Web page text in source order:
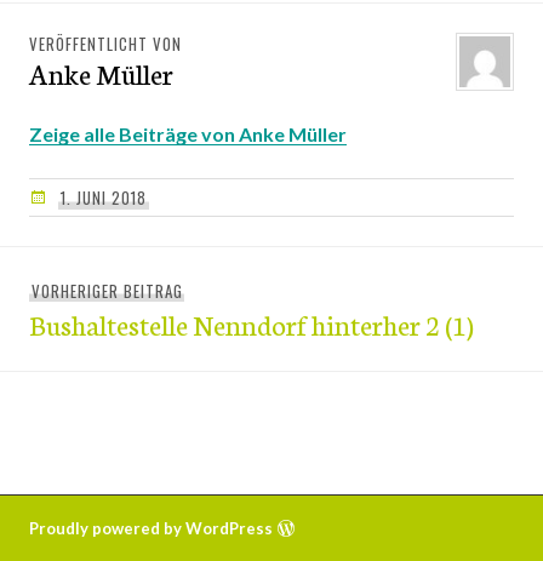
VERÖFFENTLICHT VON
Anke Müller
Zeige alle Beiträge von Anke Müller
1. JUNI 2018
VORHERIGER BEITRAG
Beitrag:
Bushaltestelle Nenndorf hinterher 2 (1)
Proudly powered by WordPress